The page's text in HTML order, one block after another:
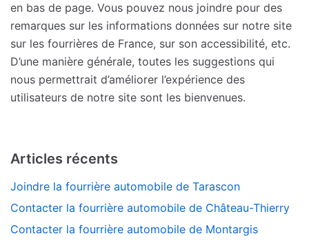
en bas de page. Vous pouvez nous joindre pour des
remarques sur les informations données sur notre site
sur les fourrières de France, sur son accessibilité, etc.
D’une manière générale, toutes les suggestions qui
nous permettrait d’améliorer l’expérience des
utilisateurs de notre site sont les bienvenues.
Articles récents
Joindre la fourrière automobile de Tarascon
Contacter la fourrière automobile de Château-Thierry
Contacter la fourrière automobile de Montargis